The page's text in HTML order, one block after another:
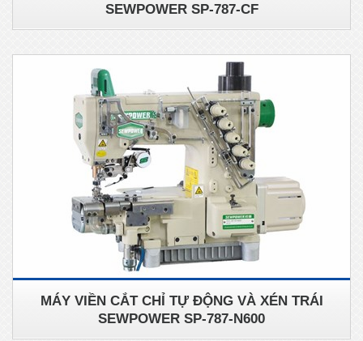
SEWPOWER SP-787-CF
MÁY VIỀN CẮT CHỈ TỰ ĐỘNG VÀ XÉN TRÁI
SEWPOWER SP-787-N600